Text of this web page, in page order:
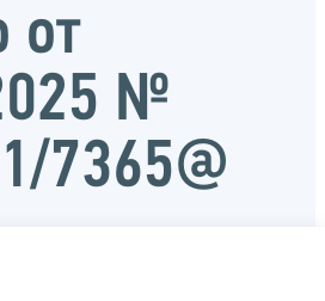
от
№
7365@